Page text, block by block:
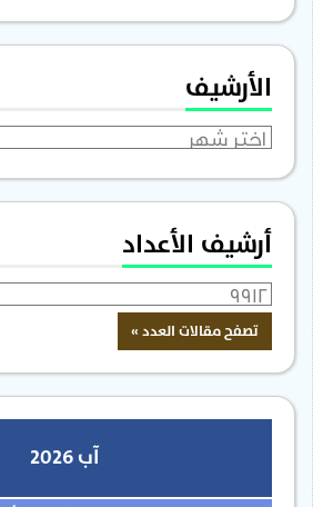
الأرشيف
الأرشيف
أرشيف الأعداد
آب 2026